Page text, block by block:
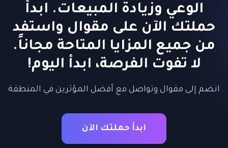
الوعي وزيادة المبيعات. ابدأ
حملتك الآن على مقوال واستفد
من جميع المزايا المتاحة مجاناً.
لا تفوت الفرصة، ابدأ اليوم!
انضم إلى مقوال وتواصل مع أفضل المؤثرين في المنطقة
ابدأ حملتك الآن